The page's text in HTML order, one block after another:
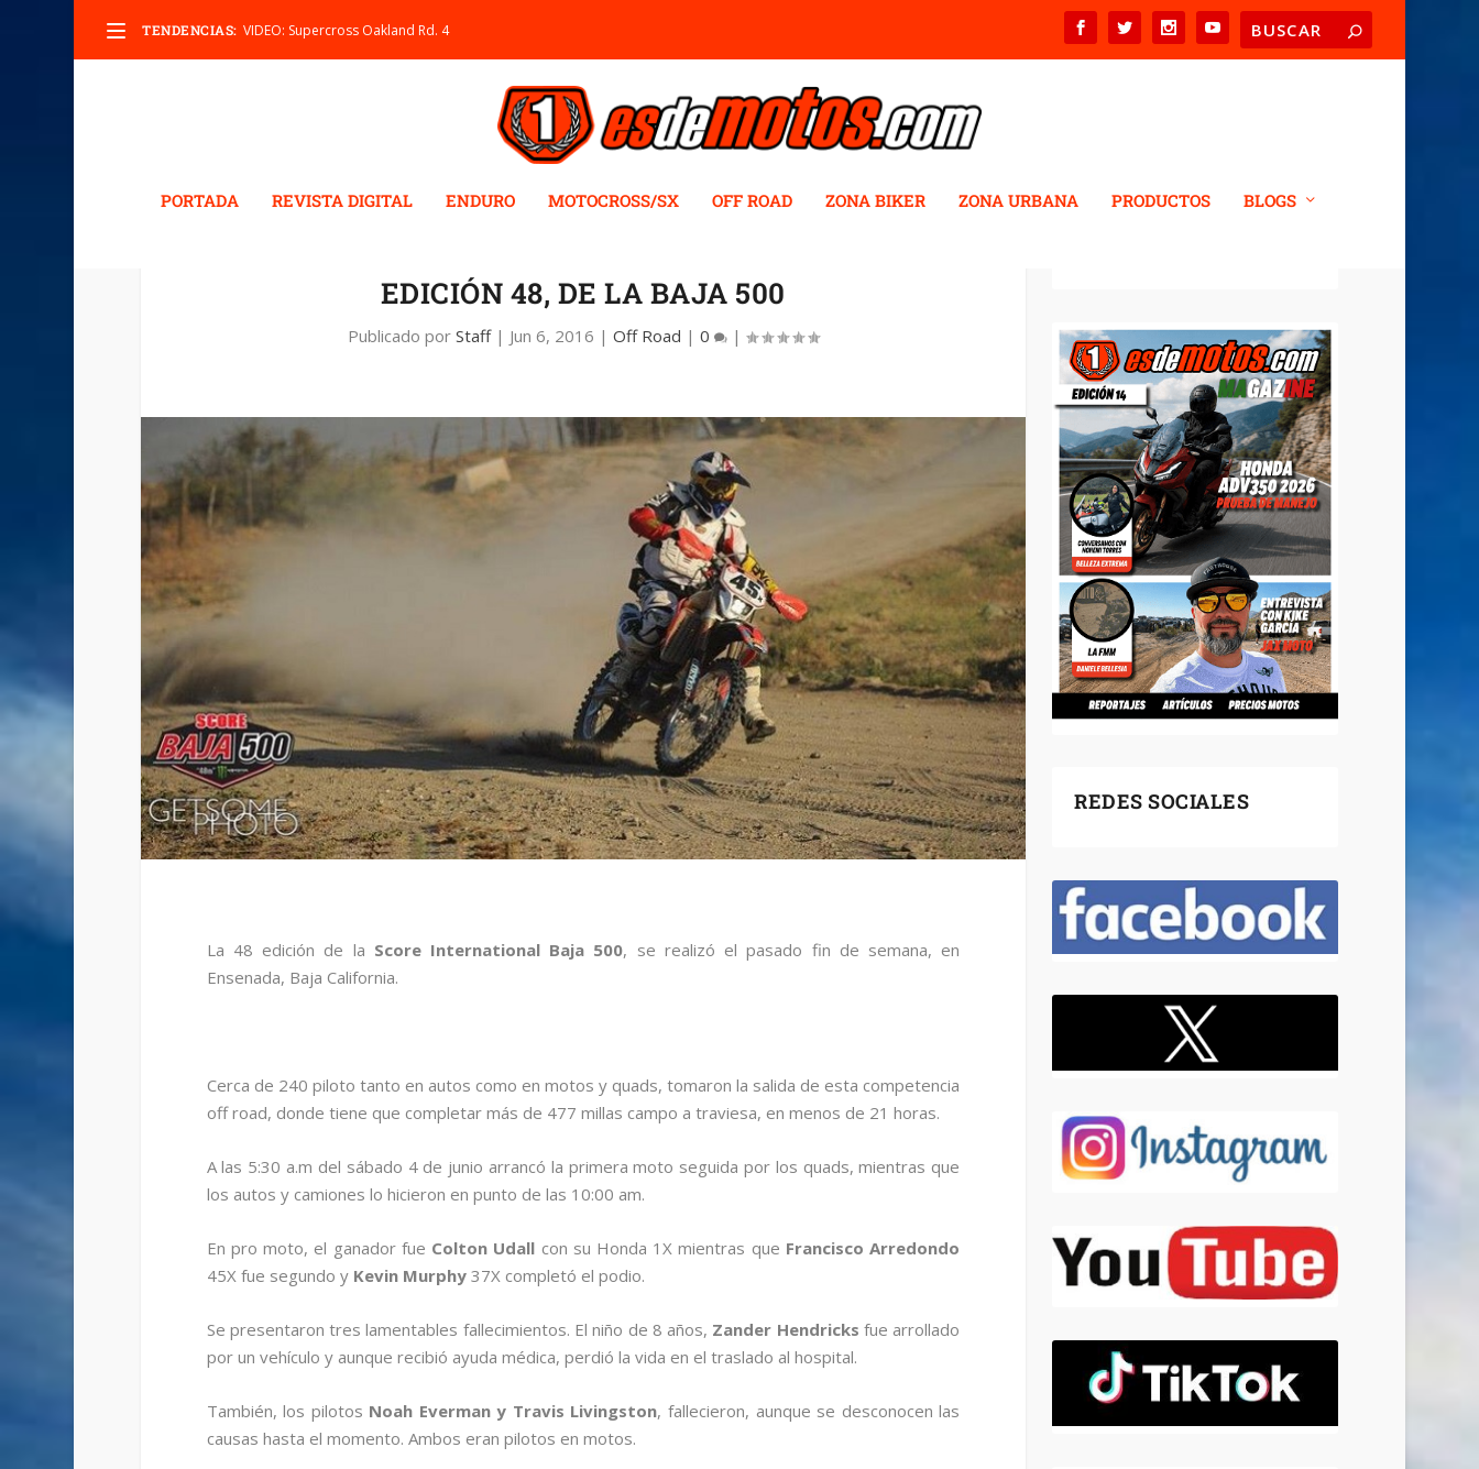
TENDENCIAS: VIDEO: Supercross Oakland Rd. 4
PORTADA REVISTA DIGITAL ENDURO MOTOCROSS/SX OFF ROAD ZONA BIKER ZONA URBANA PRODUCTOS BLOGS
EDICIÓN 48, DE LA BAJA 500
Publicado por Staff| Jun 6, 2016 | Off Road | 0 |
La 48 edición de la Score International Baja 500, se realizó el pasado fin de semana, en
Ensenada, Baja California.
Cerca de 240 piloto tanto en autos como en motos y quads, tomaron la salida de esta competencia
off road, donde tiene que completar más de 477 millas campo a traviesa, en menos de 21 horas.
A las 5:30 a.m del sábado 4 de junio arrancó la primera moto seguida por los quads, mientras que
los autos y camiones lo hicieron en punto de las 10:00 am.
En pro moto, el ganador fue Colton Udall con su Honda 1X mientras que Francisco Arredondo
45X fue segundo y Kevin Murphy37X completó el podio.
Se presentaron tres lamentables fallecimientos. El niño de 8 años, Zander Hendricks fue arrollado
por un vehículo y aunque recibió ayuda médica, perdió la vida en el traslado al hospital.
También, los pilotos Noah Everman y Travis Livingston, fallecieron, aunque se desconocen las
causas hasta el momento. Ambos eran pilotos en motos.
REDES SOCIALES